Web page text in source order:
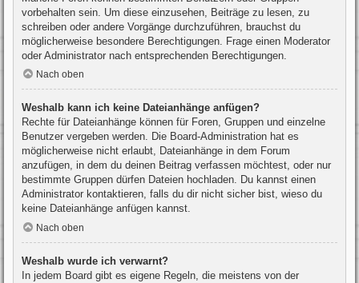
vorbehalten sein. Um diese einzusehen, Beiträge zu lesen, zu
schreiben oder andere Vorgänge durchzuführen, brauchst du
möglicherweise besondere Berechtigungen. Frage einen Moderator
oder Administrator nach entsprechenden Berechtigungen.
Nach oben
Weshalb kann ich keine Dateianhänge anfügen?
Rechte für Dateianhänge können für Foren, Gruppen und einzelne
Benutzer vergeben werden. Die Board-Administration hat es
möglicherweise nicht erlaubt, Dateianhänge in dem Forum
anzufügen, in dem du deinen Beitrag verfassen möchtest, oder nur
bestimmte Gruppen dürfen Dateien hochladen. Du kannst einen
Administrator kontaktieren, falls du dir nicht sicher bist, wieso du
keine Dateianhänge anfügen kannst.
Nach oben
Weshalb wurde ich verwarnt?
In jedem Board gibt es eigene Regeln, die meistens von der